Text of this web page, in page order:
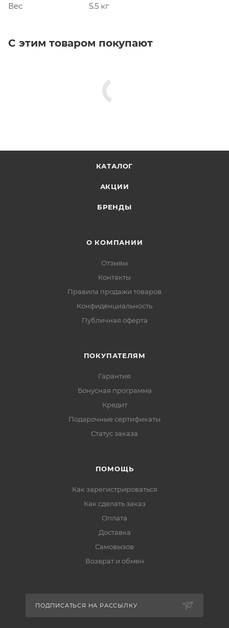
Вес
5.5 кг
С этим товаром покупают
КАТАЛОГ
АКЦИИ
БРЕНДЫ
О КОМПАНИИ
Отзывы
Контакты
Правила продажи товаров
Конфиденциальность
Публичная оферта
ПОКУПАТЕЛЯМ
Гарантия
Бонусная программа
Кредит
Подарочные сертификаты
Статус заказа
ПОМОЩЬ
Как зарегистрироваться
Как сделать заказ
Оплата
Доставка
Самовызов
Возврат и обмен
ПОДПИСАТЬСЯ НА РАССЫЛКУ